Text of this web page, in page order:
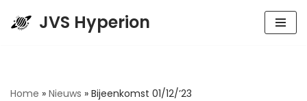
JVS Hyperion
Home » Nieuws » Bijeenkomst 01/12/’23